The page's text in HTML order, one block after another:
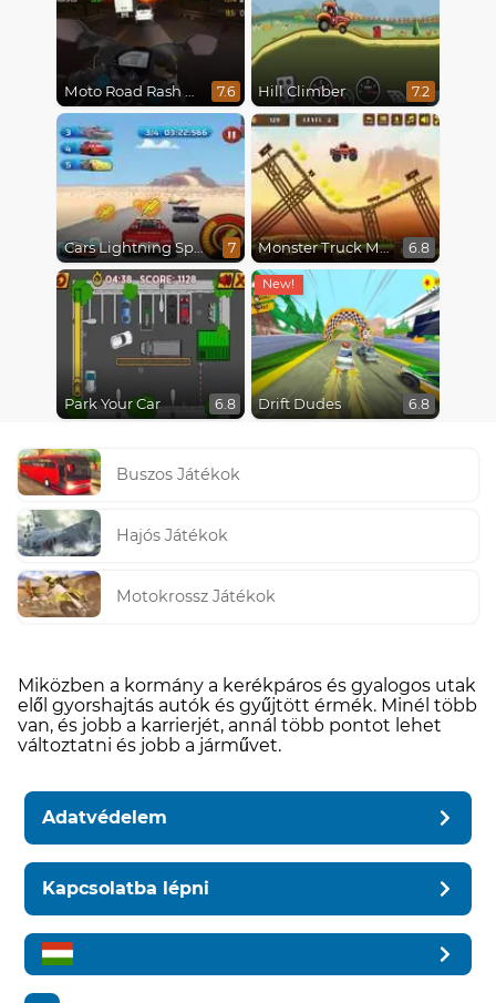
Moto Road Rash 3D 7.6 Hill Climber 7.2
Cars Lightning Speed 7 Monster Truck Madness 6.8
Park Your Car 6.8 Drift Dudes 6.8
Buszos Játékok
Hajós Játékok
Motokrossz Játékok
Miközben a kormány a kerékpáros és gyalogos utak
elől gyorshajtás autók és gyűjtött érmék. Minél több
van, és jobb a karrierjét, annál több pontot lehet
változtatni és jobb a járművet.
Adatvédelem
Kapcsolatba lépni